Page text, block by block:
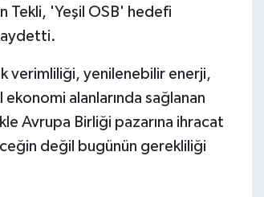
Tekli, 'Yeşil OSB' hedefi
verimliliği, yenilenebilir enerji,
ekonomi alanlarında sağlanan
Avrupa Birliği pazarına ihracat
değil bugünün gerekliliği